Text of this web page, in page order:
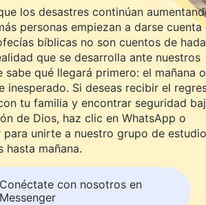
entre los hombres.
es rica y abundante (rica y
por esto?
por esto?)
con alegría por esto?
con alegría por esto?)
¡Oh, Sion! (¡Oh, Sion!)
los desastres continúan
personas empiezan a darse cuenta
bíblicas no son cuentos de
que se desarrolla ante nuestros
sabe qué llegará primero: el mañana o
inesperado. Si deseas recibir el
tu familia y encontrar seguridad
de Dios, haz clic en WhatsApp o
para unirte a nuestro grupo de
hasta mañana.
Conéctate con nosotros en
Messenger